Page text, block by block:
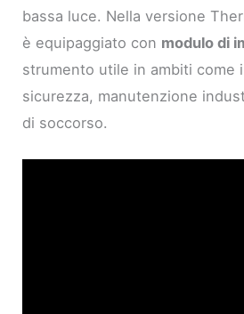
bassa luce. Nella versione
è equipaggiato con modulo di
strumento utile in ambiti come
sicurezza, manutenzione
di soccorso.